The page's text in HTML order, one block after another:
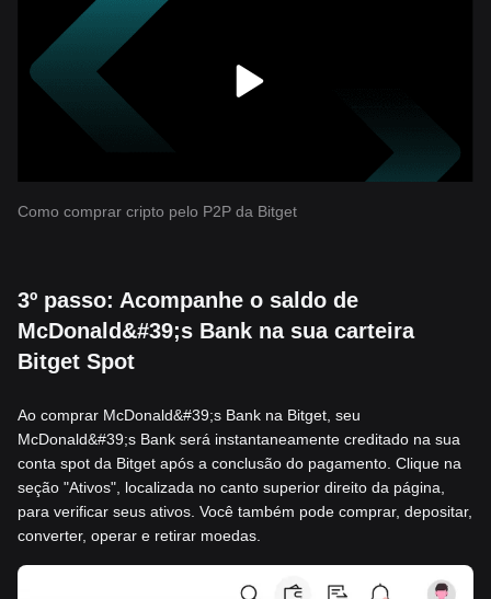
Como comprar cripto pelo P2P da Bitget
3º passo: Acompanhe o saldo de
McDonald&#39;s Bank na sua carteira
Bitget Spot
Ao comprar McDonald&#39;s Bank na Bitget, seu
McDonald&#39;s Bank será instantaneamente creditado na sua
conta spot da Bitget após a conclusão do pagamento. Clique na
seção "Ativos", localizada no canto superior direito da página,
para verificar seus ativos. Você também pode comprar, depositar,
converter, operar e retirar moedas.